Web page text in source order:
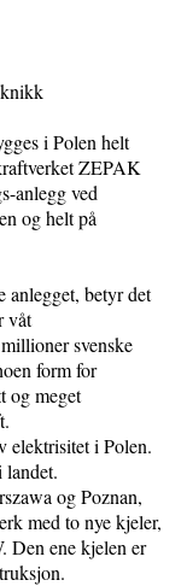
i Polen helt
ZEPAK
anlegg ved
og helt på
betyr det
våt
svenske
form for
og meget
elektrisitet i Polen.
landet.
og Poznan,
med to nye kjeler,
Den ene kjelen er